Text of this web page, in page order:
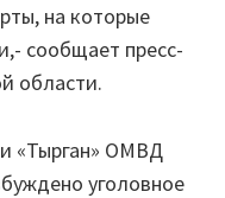
на которые
сообщает пресс-
области.
«Тырган» ОМВД
уголовное